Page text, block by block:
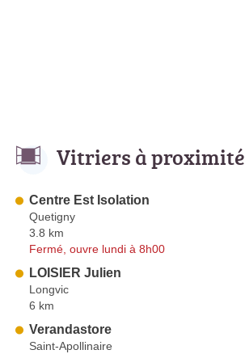
Vitriers à proximité
Centre Est Isolation
Quetigny
3.8 km
Fermé, ouvre lundi à 8h00
LOISIER Julien
Longvic
6 km
Verandastore
Saint-Apollinaire